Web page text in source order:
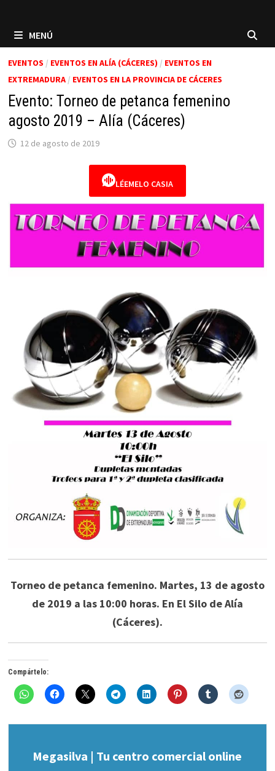
MENÚ
EVENTOS / EVENTOS EN ALÍA (CÁCERES) / EVENTOS EN
EXTREMADURA/ EVENTOS EN LA PROVINCIA DE CÁCERES
Evento: Torneo de petanca femenino
agosto 2019 – Alía (Cáceres)
12 de agosto de 2019
LÉEMELO CASIA
Torneo de petanca femenino. Martes, 13 de agosto
de 2019 a las 10:00 horas. En El Silo de Alía
(Cáceres).
Compártelo:
Megasilva | Tu centro comercial online